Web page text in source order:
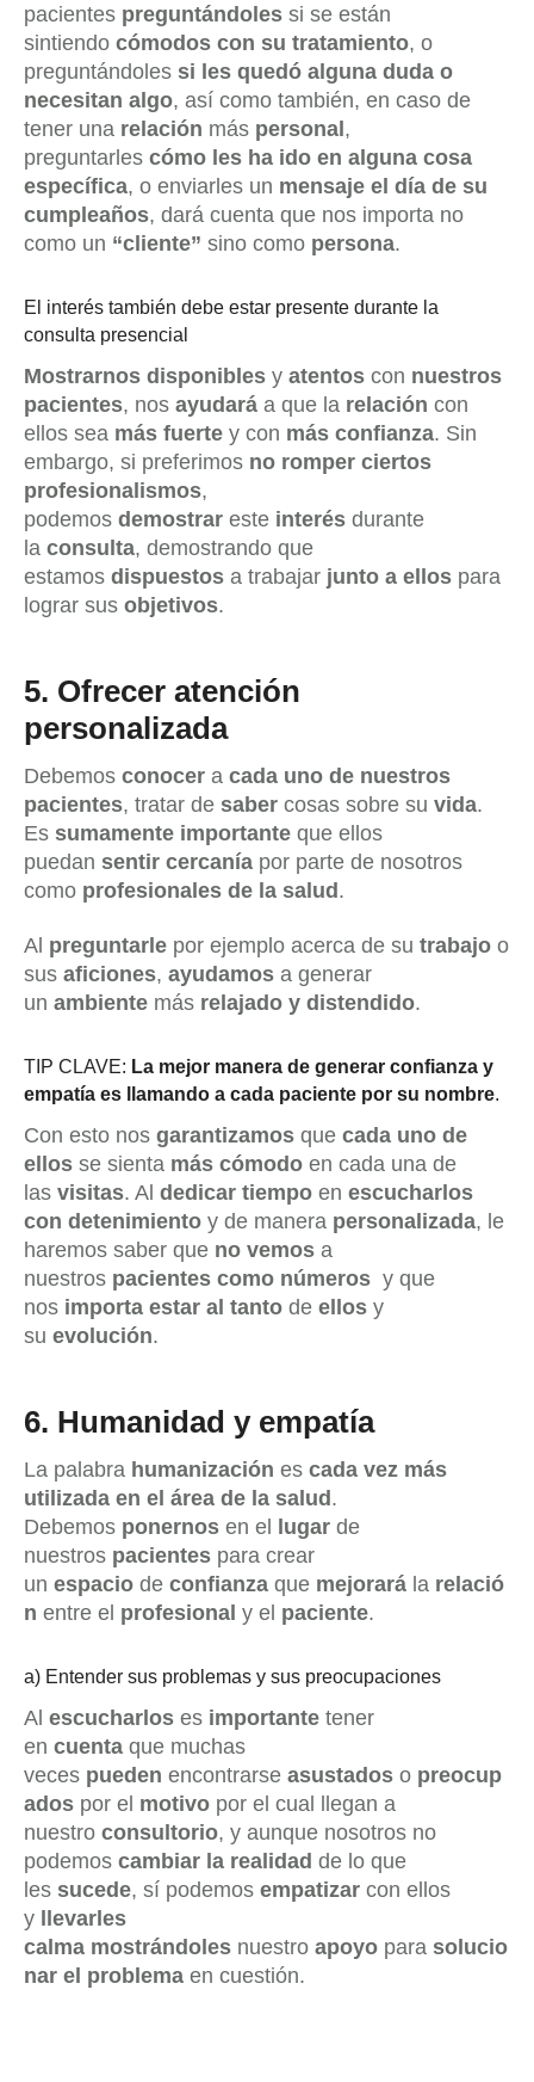
pacientes preguntándoles si se están
sintiendo cómodos con su tratamiento, o
preguntándoles si les quedó alguna duda o
necesitan algo, así como también, en caso de
tener una relación más personal ,
preguntarles cómo les ha ido en alguna cosa
específica, o enviarles un mensaje el día de su
cumpleaños, dará cuenta que nos importa no
como un “cliente” sino como persona.
El interés también debe estar presente durante la
consulta presencial
Mostrarnos disponibles y atentos con nuestros
pacientes, nos ayudará a que la relación con
ellos sea más fuerte y con más confianza. Sin
embargo, si preferimos no romper ciertos
profesionalismos,
podemos demostrar este interés durante
la consulta, demostrando que
estamos dispuestos a trabajar junto a ellos para
lograr sus objetivos.
5. Ofrecer atención
personalizada
Debemos conocer a cada uno de nuestros
pacientes, tratar de saber cosas sobre su vida.
Es sumamente importante que ellos
puedan sentir cercanía por parte de nosotros
como profesionales de la salud.
Al preguntarle por ejemplo acerca de su trabajo o
sus aficiones, ayudamos a generar
un ambiente más relajado y distendido.
TIP CLAVE: La mejor manera de generar confianza y
empatía es llamando a cada paciente por su nombre.
Con esto nos garantizamos que cada uno de
ellos se sienta más cómodo en cada una de
las visitas. Al dedicar tiempo en escucharlos
con detenimiento y de manera personalizada, le
haremos saber que no vemos a
nuestros pacientes como números y que
nos importa estar al tanto de ellos y
su evolución.
6. Humanidad y empatía
La palabra humanización es cada vez más
utilizada en el área de la salud.
Debemos ponernos en el lugar de
nuestros pacientes para crear
un espacio de confianza que mejorará la relació
n entre el profesional y el paciente.
a) Entender sus problemas y sus preocupaciones
Al escucharlos es importante tener
en cuenta que muchas
veces pueden encontrarse asustados o preocup
ados por el motivo por el cual llegan a
nuestro consultorio, y aunque nosotros no
podemos cambiar la realidad de lo que
les sucede, sí podemos empatizar con ellos
y llevarles
calma mostrándoles nuestro apoyo para solucio
nar el problema en cuestión.